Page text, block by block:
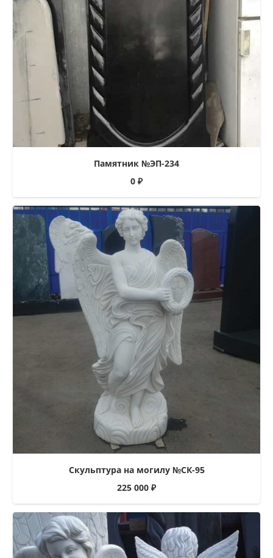
Памятник №ЭП-234
0 ₽
Скульптура на могилу №СК-95
225 000 ₽